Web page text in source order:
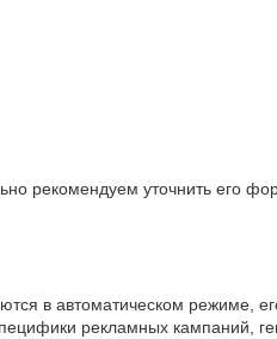
рекомендуем уточнить его
в автоматическом режиме,
рекламных кампаний,